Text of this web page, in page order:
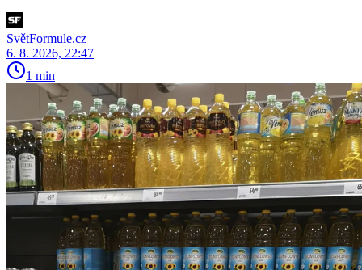
SvětFormule.cz
6. 8. 2026, 22:47
1 min